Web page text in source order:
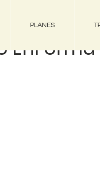
PLANES
EnForma